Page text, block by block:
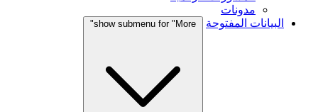
مدونات
البيانات المفتوحة
show submenu for "More"